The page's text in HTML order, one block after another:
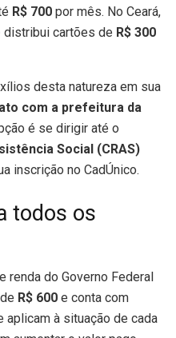
R$ 700 por mês. No Ceará,
distribui cartões de R$ 300
desta natureza em sua
com a prefeitura da
é se dirigir até o
Social (CRAS)
inscrição no CadÚnico.
todos os
renda do Governo Federal
R$ 600 e conta com
à situação de cada